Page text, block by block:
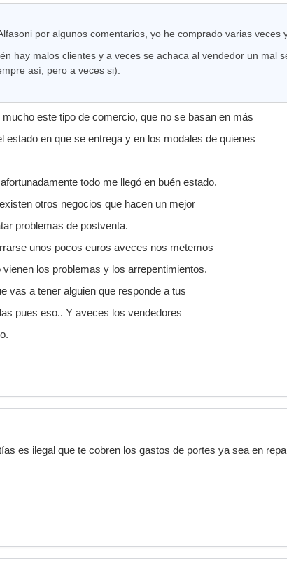
por algunos comentarios, yo he comprado varias veces
hay malos clientes y a veces se achaca al vendedor un mal
así, pero a veces si).
este tipo de comercio, que no se basan en más
estado en que se entrega y en los modales de quienes
todo me llegó en buén estado.
otros negocios que hacen un mejor
problemas de postventa.
unos pocos euros aveces nos metemos
los problemas y los arrepentimientos.
vas a tener alguien que responde a tus
pues eso.. Y aveces los vendedores
es ilegal que te cobren los gastos de portes ya sea en